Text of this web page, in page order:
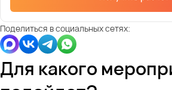
Поделиться в социальных сетях:
Для какого